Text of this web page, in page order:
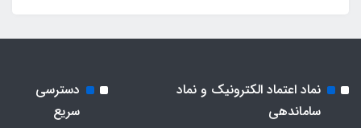
نماد اعتماد الکترونیک و نماد
ساماندهی
دسترسی
سریع